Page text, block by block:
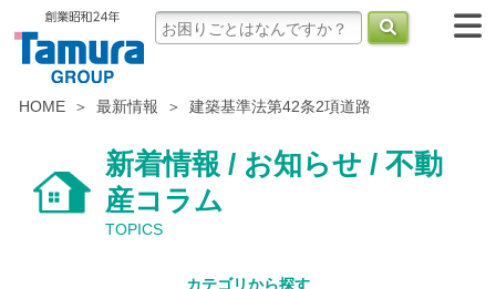
HOME 最新情報 建築基準法第42条2項道路
新着情報 / お知らせ / 不動
産コラム
TOPICS
カテゴリから探す